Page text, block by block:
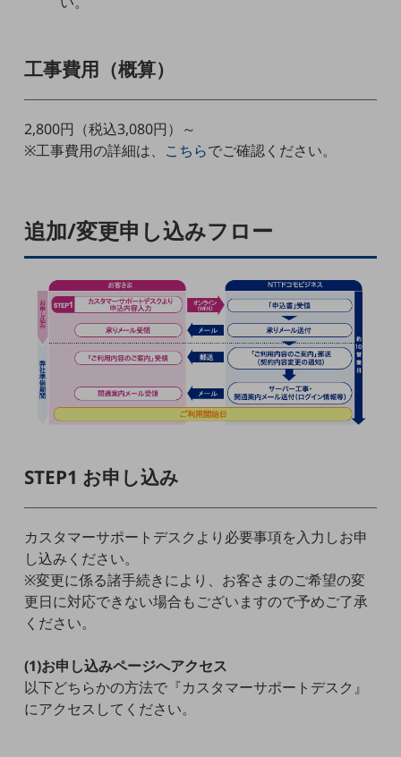
製造・建設業
キーワードで探す
モバイルTOP
製品TOP
タフネススマートフォン
データ通信製品
ドコモケータイ
5G対応ホームルーター
料金TOP
ドコモBiz データ無制限 ドコモ MAX ドコモ mini ドコモBiz かけ放題
ケータイプラン
5Gデータプラス
データプラス
IoT向け回線料金
工事費用（概算）
2,800円（税込3,080円）～
※工事費用の詳細は、 こちらでご確認ください。
追加/変更申し込みフロー
STEP1 お申し込み
カスタマーサポートデスクより必要事項を入力しお申
し込みください。
※変更に係る諸手続きにより、お客さまのご希望の変
更日に対応できない場合もございますので予めご了承
ください。
(1)お申し込みページへアクセス
以下どちらかの方法で『カスタマーサポートデスク』
にアクセスしてください。